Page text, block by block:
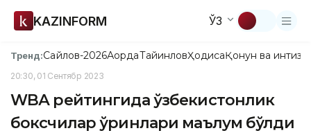
KAZINFORM ЎЗ
Тренд:Сайлов-2026АқордаТайинловҲодисаҚонун ва
20:30, 01 Сентябр 2023
WBА рейтингида ўзбекистонлик
боксчилар ўринлари маълум бўлди